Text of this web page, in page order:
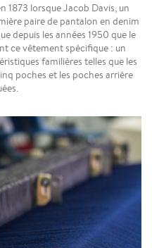
1873 lorsque Jacob Davis, un
paire de pantalon en denim
depuis les années 1950 que le
ce vêtement spécifique : un
familières telles que les
poches et les poches arrière